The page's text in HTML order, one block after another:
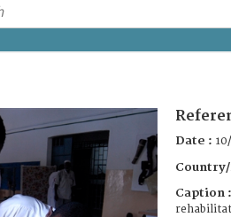
Date :
Caption :